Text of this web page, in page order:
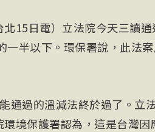
北15日電）立法院今天三讀
一半以下。環保署說，此法
通過的溫減法終於過了。立
境保護署認為，這是台灣因